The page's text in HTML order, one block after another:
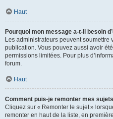
Haut
Pourquoi mon message a-t-il besoin
Les administrateurs peuvent
publication. Vous pouvez aussi avoir
permissions limitées. Pour plus
forum.
Haut
Comment puis-je remonter mes
Cliquez sur « Remonter le sujet »
remonter en haut de la liste, en